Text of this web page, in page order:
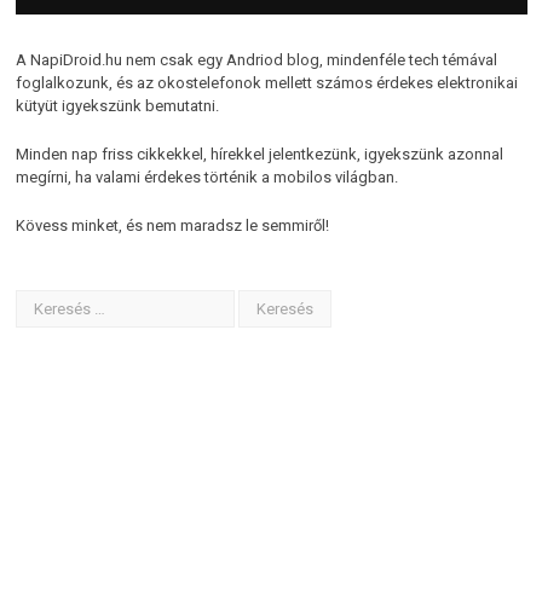
A NapiDroid.hu nem csak egy Andriod blog, mindenféle tech témával
foglalkozunk, és az okostelefonok mellett számos érdekes elektronikai
kütyüt igyekszünk bemutatni.
Minden nap friss cikkekkel, hírekkel jelentkezünk, igyekszünk azonnal
megírni, ha valami érdekes történik a mobilos világban.
Kövess minket, és nem maradsz le semmiről!